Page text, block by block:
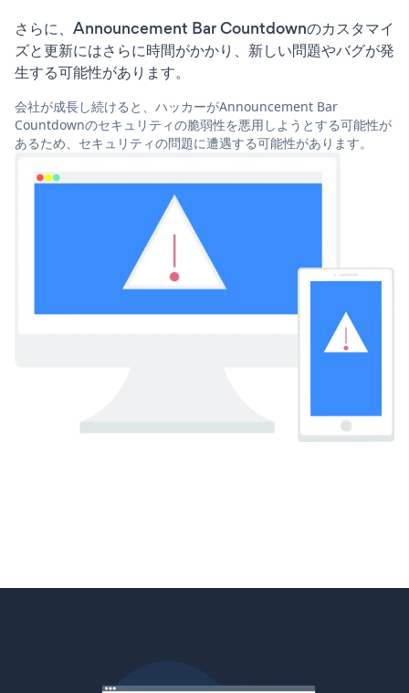
さらに、Announcement Bar Countdownのカスタマイ
ズと更新にはさらに時間がかかり、新しい問題やバグが発
生する可能性があります。
会社が成長し続けると、ハッカーがAnnouncement Bar
Countdownのセキュリティの脆弱性を悪用しようとする可能性が
あるため、セキュリティの問題に遭遇する可能性があります。